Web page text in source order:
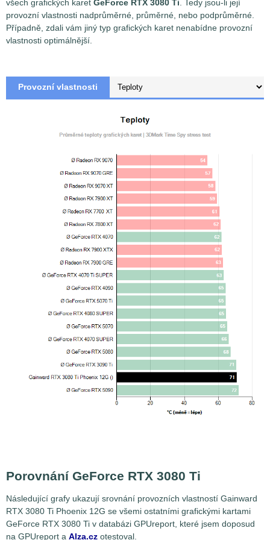
všech grafických karet GeForce RTX 3080 Ti. Tedy jsou-li její
provozní vlastnosti nadprůměrné, průměrné, nebo podprůměrné.
Případně, zdali vám jiný typ grafických karet nenabídne provozní
vlastnosti optimálnější.
Provozní vlastnosti
Porovnání GeForce RTX 3080 Ti
Následující grafy ukazují srovnání provozních vlastností Gainward
RTX 3080 Ti Phoenix 12G se všemi ostatními grafickými kartami
GeForce RTX 3080 Ti v databázi GPUreport, které jsem doposud
na GPUreport a Alza.cz otestoval.